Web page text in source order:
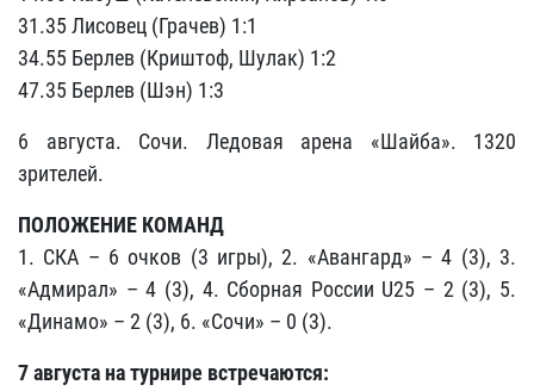
31.35 Лисовец (Грачев) 1:1
34.55 Берлев (Криштоф, Шулак) 1:2
47.35 Берлев (Шэн) 1:3
6 августа. Сочи. Ледовая арена «Шайба». 1320
зрителей.
ПОЛОЖЕНИЕ КОМАНД
1. СКА – 6 очков (3 игры), 2. «Авангард» – 4 (3), 3.
«Адмирал» – 4 (3), 4. Сборная России U25 – 2 (3), 5.
«Динамо» – 2 (3), 6. «Сочи» – 0 (3).
7 августа на турнире встречаются: